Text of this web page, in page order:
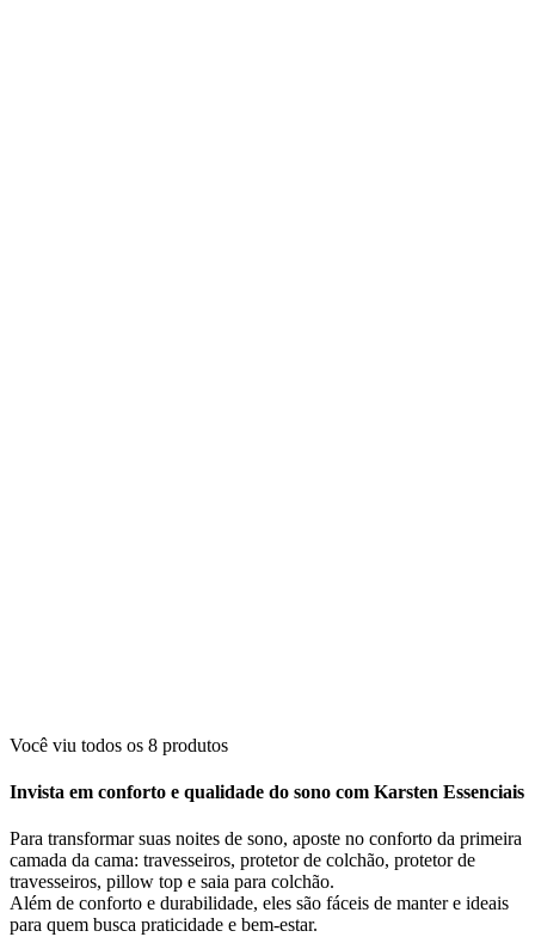
Você viu todos os 8 produtos
Invista em conforto e qualidade do sono com Karsten Essenciais
Para transformar suas noites de sono, aposte no conforto da primeira
camada da cama: travesseiros, protetor de colchão, protetor de
travesseiros, pillow top e saia para colchão.
Além de conforto e durabilidade, eles são fáceis de mantere ideais
para quem busca praticidade e bem-estar.